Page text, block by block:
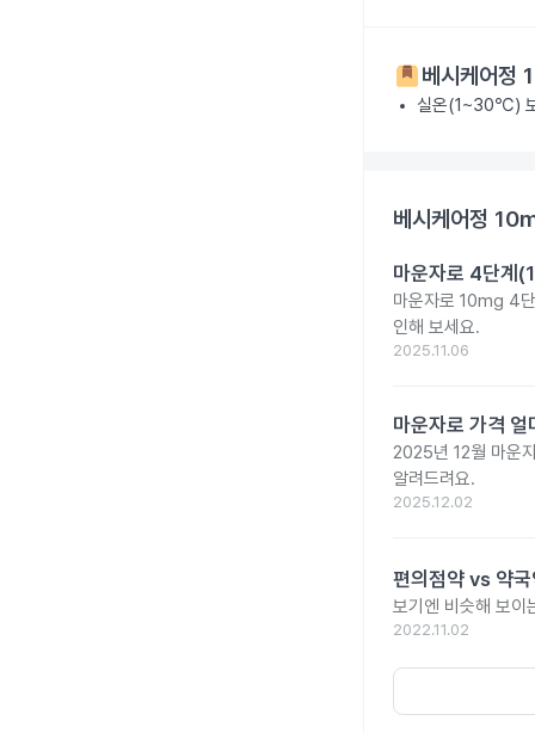
베시케어정
실온(1~30℃)
베시케어정
마운자로 4단계
마운자로 10mg 4
인해 보세요.
2025.11.06
마운자로 가격
2025년 12월 마운
알려드려요.
2025.12.02
편의점약 vs 약
보기엔 비슷해 보이
2022.11.02